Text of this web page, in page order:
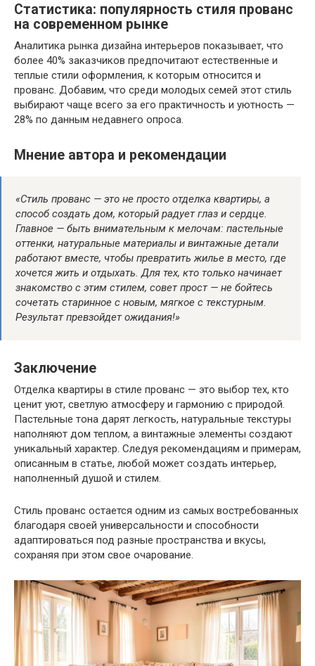
Статистика: популярность стиля прованс
на современном рынке
Аналитика рынка дизайна интерьеров показывает, что
более 40% заказчиков предпочитают естественные и
теплые стили оформления, к которым относится и
прованс. Добавим, что среди молодых семей этот стиль
выбирают чаще всего за его практичность и уютность —
28% по данным недавнего опроса.
Мнение автора и рекомендации
«Стиль прованс — это не просто отделка квартиры, а
способ создать дом, который радует глаз и сердце.
Главное — быть внимательным к мелочам: пастельные
оттенки, натуральные материалы и винтажные детали
работают вместе, чтобы превратить жилье в место, где
хочется жить и отдыхать. Для тех, кто только начинает
знакомство с этим стилем, совет прост — не бойтесь
сочетать старинное с новым, мягкое с текстурным.
Результат превзойдет ожидания!»
Заключение
Отделка квартиры в стиле прованс — это выбор тех, кто
ценит уют, светлую атмосферу и гармонию с природой.
Пастельные тона дарят легкость, натуральные текстуры
наполняют дом теплом, а винтажные элементы создают
уникальный характер. Следуя рекомендациям и примерам,
описанным в статье, любой может создать интерьер,
наполненный душой и стилем.
Стиль прованс остается одним из самых востребованных
благодаря своей универсальности и способности
адаптироваться под разные пространства и вкусы,
сохраняя при этом свое очарование.